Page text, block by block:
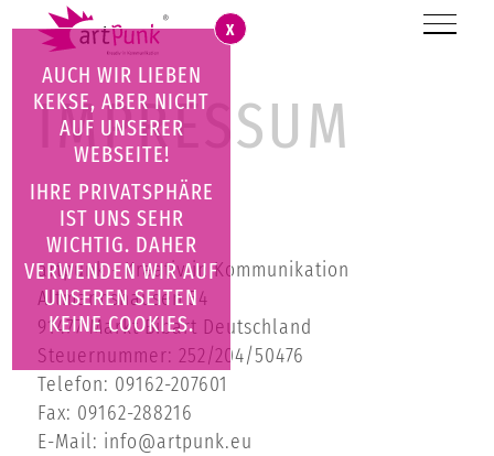
X
AUCH WIR LIEBEN
KEKSE, ABER NICHT
AUF UNSERER
WEBSEITE!
IHRE PRIVATSPHÄRE
IST UNS SEHR
WICHTIG. DAHER
VERWENDEN WIR AUF
UNSEREN SEITEN
KEINE COOKIES.
IMPRESSUM
IMPRESSUM
artpunk - Kreativ in Kommunikation
Altmannshausen 54
91477 Markt Bibart Deutschland
Steuernummer: 252/204/50476
Telefon: 09162-207601
Fax: 09162-288216
E-Mail: info@artpunk.eu